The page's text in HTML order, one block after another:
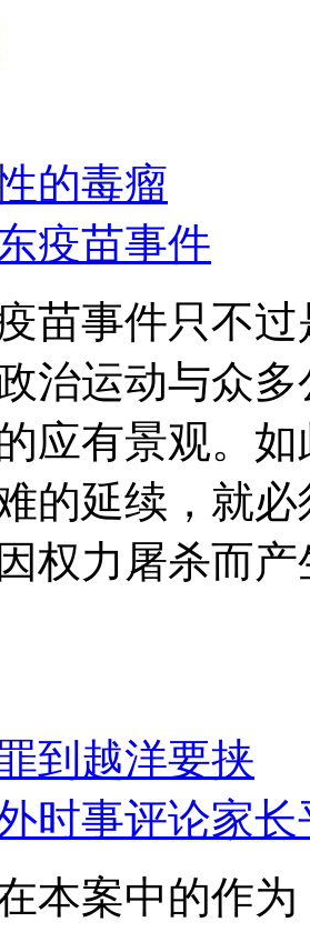
的毒瘤
疫苗事件
苗事件只不
治运动与众
应有景观。
的延续，就
权力屠杀而
到越洋要挟
事评论家长
本案中的作